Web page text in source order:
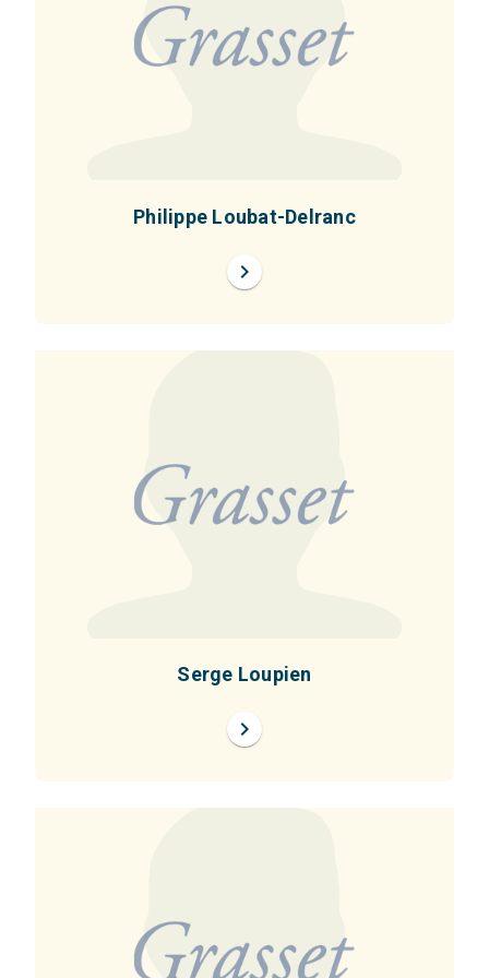
Philippe Loubat-Delranc
chevron_right
Serge Loupien
chevron_right